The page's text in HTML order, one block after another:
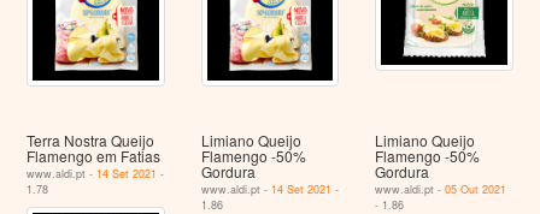
Terra Nostra Queijo
Flamengo em Fatias
www.aldi.pt - 14 Set 2021 -
1.78
Limiano Queijo
Flamengo -50%
Gordura
www.aldi.pt - 14 Set 2021 -
1.86
Limiano Queijo
Flamengo -50%
Gordura
www.aldi.pt -05 Out 2021
- 1.86